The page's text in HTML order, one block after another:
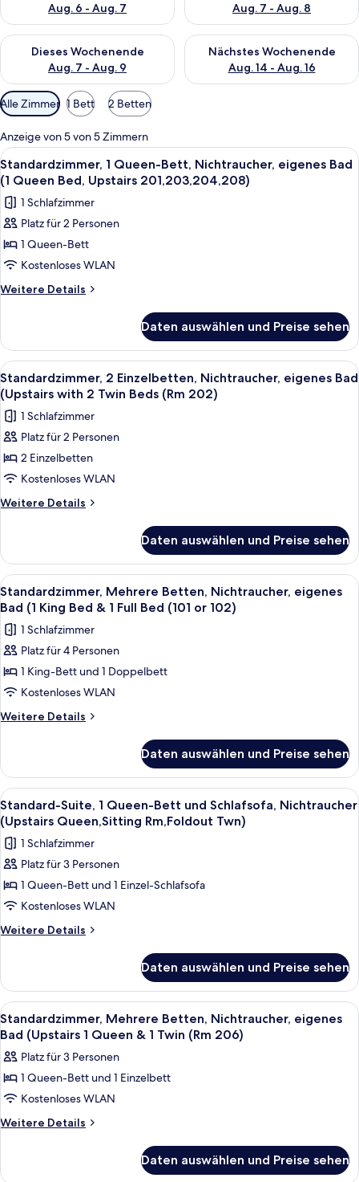
Aug. 6 - Aug. 7
Aug. 7 - Aug. 8
Dieses Wochenende
Aug. 7 - Aug. 9
Überprüfe die Verfügbarkeit für dieses Wochenende, Aug. 7
Nächstes Wochenende
Aug. 14 - Aug. 16
Überprüfe die Verfügbarkeit
Verfügbare
Filter
für
Zimmer
Alle Zimmer 1 Bett 2 Betten
Anzeige von 5 von 5 Zimmern
Alle
Fotos
für
Standardzimmer,
1
Queen-
Bett,
Nichtraucher,
(1
Queen
Bed,
Upstairs
201,203,204,208)
anzeigen
Ein Schlafzimmer mit Bett, zwei
15
Standardzimmer, 1 Queen-Bett, Nichtraucher, eigenes Bad
(1 Queen Bed, Upstairs 201,203,204,208)
1 Schlafzimmer
Platz für 2 Personen
1 Queen-Bett
Kostenloses WLAN
Weitere Details
Weitere
1
Queen-
Bett,
Nichtraucher,
eigenes
Bad
(1
Bed,
Upstairs
Daten auswählen und Preise sehen
Alle
Fotos
für
Standardzimmer,
2 Einzelbetten,
Nichtraucher,
eigenes
Bad
2
Twin
Beds
(Rm
202)
anzeigen
Ein Schlafzimmer mit zwei Betten,
5
Standardzimmer, 2 Einzelbetten, Nichtraucher, eigenes Bad
(Upstairs with 2 Twin Beds (Rm 202)
1 Schlafzimmer
Platz für 2 Personen
2 Einzelbetten
Kostenloses WLAN
Weitere Details
Weitere
2 Einzelbetten,
Nichtraucher,
eigenes
Bad
(Upstairs
with
2
Beds
(Rm
Daten auswählen und Preise sehen
Alle
Fotos
für
Standardzimmer,
Mehrere
Betten,
Nichtraucher,
eigenes
King
Bed
&
1
Full
Bed
(101
or
102)
anzeigen
Ein Hotelzimmer mit zwei Betten,
9
Standardzimmer, Mehrere Betten, Nichtraucher, eigenes
Bad (1 King Bed & 1 Full Bed (101 or 102)
1 Schlafzimmer
Platz für 4 Personen
1 King-Bett und 1 Doppelbett
Kostenloses WLAN
Weitere Details
Weitere
Mehrere
Betten,
Nichtraucher,
eigenes
Bad
(1
King
&
Bed
Daten auswählen und Preise sehen
Alle
Fotos
für
Standard-
Suite,
1 Queen-
Bett
und
(Upstairs
Queen,Sitting
Rm,Foldout
Twn)
anzeigen
Ein Schlafzimmer mit Bett,
6
Standard-Suite, 1 Queen-Bett und Schlafsofa, Nichtraucher
(Upstairs Queen,Sitting Rm,Foldout Twn)
1 Schlafzimmer
Platz für 3 Personen
1 Queen-Bett und 1 Einzel-Schlafsofa
Kostenloses WLAN
Weitere Details
Weitere
Suite,
1 Queen-
Bett
und
Schlafsofa,
Nichtraucher
(Upstairs
Rm,Foldout
Twn)
Daten auswählen und Preise sehen
Alle
Fotos
für
Standardzimmer,
Mehrere
Betten,
Nichtraucher,
(Upstairs
Ein Hotelzimmer mit zwei Betten,
6
Standardzimmer, Mehrere Betten, Nichtraucher, eigenes
Bad (Upstairs 1 Queen & 1 Twin (Rm 206)
Platz für 3 Personen
1 Queen-Bett und 1 Einzelbett
Kostenloses WLAN
Weitere Details
Weitere
Daten auswählen und Preise sehen